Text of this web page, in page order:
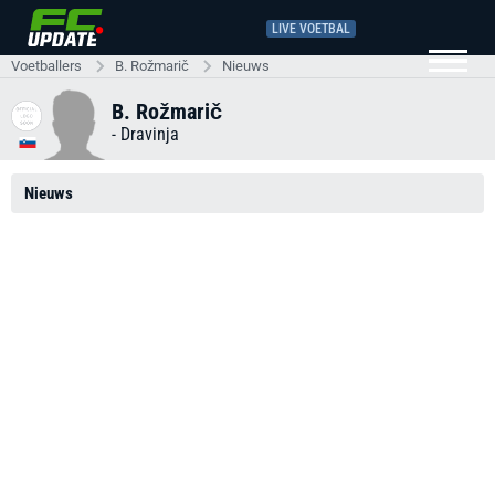
LIVE VOETBAL
Voetballers B. Rožmarič Nieuws
B. Rožmarič
- Dravinja
Nieuws